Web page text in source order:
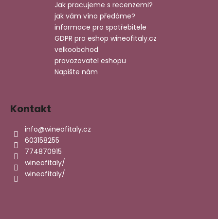
SANGAETANO
CANTINE
DUE
PALME
349
Kč
Jak pracujeme s recenzemi?
jak vám víno předáme?
informace pro spotřebitele
GDPR pro eshop wineofitaly.cz
velkoobchod
provozovatel eshopu
Napište nám
Kontakt
info@wineofitaly.cz
603158255
774870915
wineofitaly/
wineofitaly/